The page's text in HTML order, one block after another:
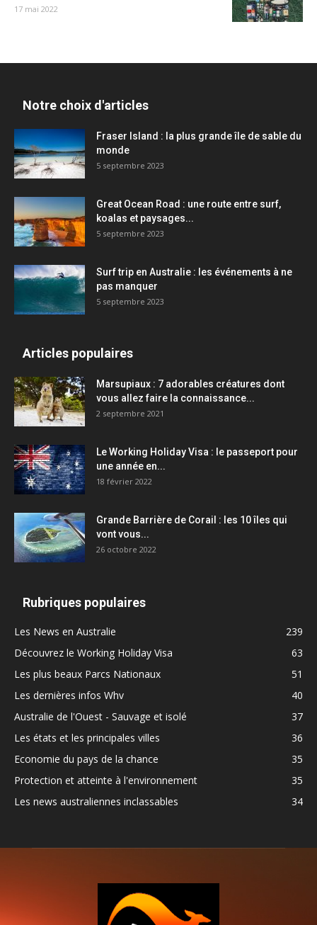
17 mai 2022
Notre choix d'articles
Fraser Island : la plus grande île de sable du
monde
5 septembre 2023
Great Ocean Road : une route entre surf,
koalas et paysages...
5 septembre 2023
Surf trip en Australie : les événements à ne
pas manquer
5 septembre 2023
Articles populaires
Marsupiaux : 7 adorables créatures dont
vous allez faire la connaissance...
2 septembre 2021
Le Working Holiday Visa : le passeport pour
une année en...
18 février 2022
Grande Barrière de Corail : les 10 îles qui
vont vous...
26 octobre 2022
Rubriques populaires
Les News en Australie
239
Découvrez le Working Holiday Visa
63
Les plus beaux Parcs Nationaux
51
Les dernières infos Whv
40
Australie de l'Ouest - Sauvage et isolé
37
Les états et les principales villes
36
Economie du pays de la chance
35
Protection et atteinte à l'environnement
35
Les news australiennes inclassables
34